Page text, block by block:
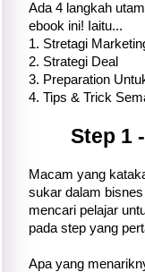
Ada 4 langkah
ebook ini! Iaitu...
1. Stretagi
2. Strategi Deal
3. Preparation
4. Tips & Trick
Step 1
Macam yang
sukar dalam
mencari pelajar
pada step yang
Apa yang